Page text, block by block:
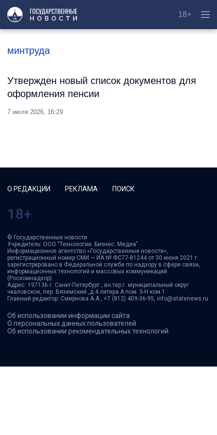
18+
минтруда
Утвержден новый список документов для
оформления пенсии
7 июля 2026, 16:29
О РЕДАКЦИИ РЕКЛАМА ПОИСК
18+
© Государственные новости
Учредитель: ООО "Технологии. Бизнес. Медиа"
Информационное агентство «Государственные новости»,
регистрационный номер СМИ — ИА № ФС77-81244 от 30 июня 2021 г
зарегистрировано в Федеральной службе по надзору в сфере связи,
информационных технологий и массовых коммуникаций
(Роскомнадзор).
Адрес: 197136 г. Санкт-Петербург , вн.тер.г. муниципальный округ
чкаловское, пер. Вяземский ,д.4 литера А пом. 5-Н ком.1
Главный редактор: Смирнова А.А., +7 (812) 409-36-95, info@statenews.ru
Об использовании информации сайта
О персональных данных пользователей
Об использовании рекомендательных технологий